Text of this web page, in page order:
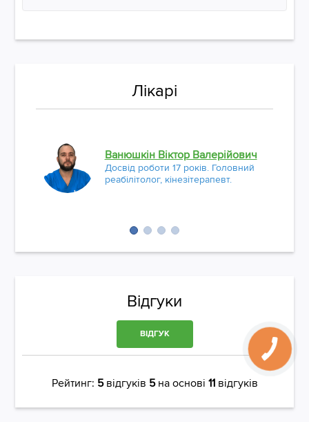
Лікарі
Ванюшкін Віктор Валерійович
Досвід роботи 17 років. Головний
реабілітолог, кінезітерапевт.
Відгуки
ВІДГУК
Рейтинг: 5відгуків 5на основі 11відгуків